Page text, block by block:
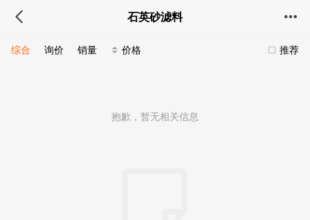
石英砂滤料
推荐
综合 询价 销量 价格
抱歉，暂无相关信息